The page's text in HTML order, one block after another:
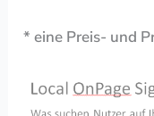
* eine Preis- und